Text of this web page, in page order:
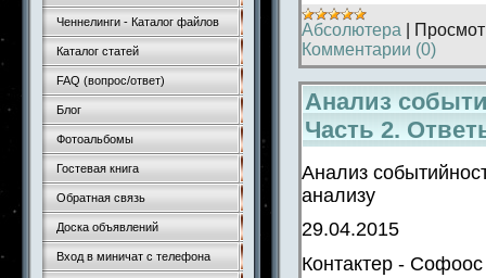
Ченнелинги - Каталог файлов
Каталог статей
FAQ (вопрос/ответ)
Блог
Фотоальбомы
Гостевая книга
Обратная связь
Доска объявлений
Вход в миничат с телефона
Абсолютера
Комментарии (0)
Анализ
Часть 2.
Анализ
анализу
29.04.2015
Контактер - Софоос